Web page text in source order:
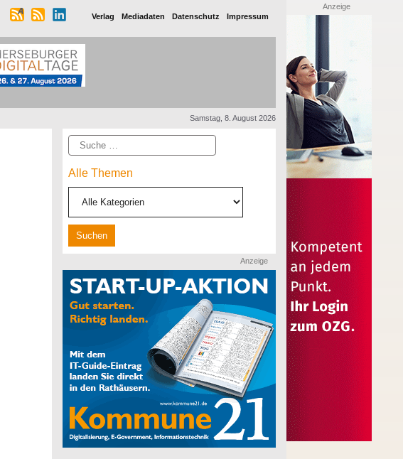
Verlag Mediadaten Datenschutz Impressum
Samstag, 8. August 2026
Suche
Alle Themen
Anzeige
Anzeige